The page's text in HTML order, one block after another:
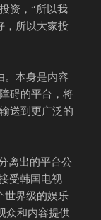
资，“所以我
，所以大家投
本身是内容
碍的平台，将
送到更广泛的
离出的平台公
受韩国电视
世界级的娱乐
众和内容提供